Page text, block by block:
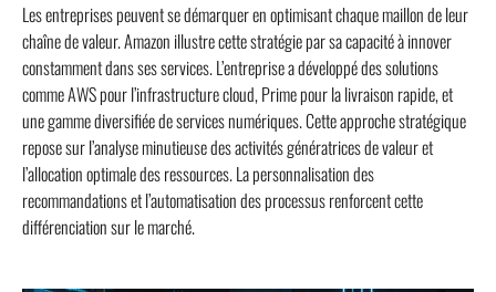
Les entreprises peuvent se démarquer en optimisant chaque maillon de leur
chaîne de valeur. Amazon illustre cette stratégie par sa capacité à innover
constamment dans ses services. L’entreprise a développé des solutions
comme AWS pour l’infrastructure cloud, Prime pour la livraison rapide, et
une gamme diversifiée de services numériques. Cette approche stratégique
repose sur l’analyse minutieuse des activités génératrices de valeur et
l’allocation optimale des ressources. La personnalisation des
recommandations et l’automatisation des processus renforcent cette
différenciation sur le marché.